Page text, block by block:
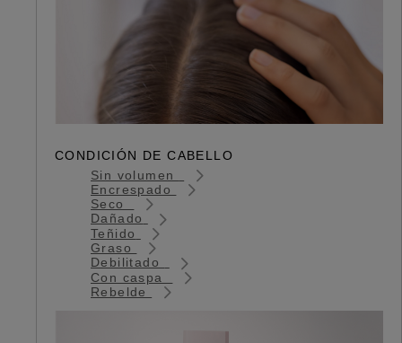
CONDICIÓN DE CABELLO
Sin volumen
Encrespado
Seco
Dañado
Teñido
Graso
Debilitado
Con caspa
Rebelde